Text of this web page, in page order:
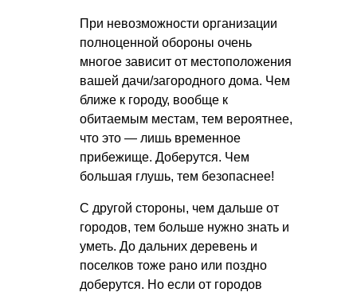
При невозможности организации
полноценной обороны очень
многое зависит от местоположения
вашей дачи/загородного дома. Чем
ближе к городу, вообще к
обитаемым местам, тем вероятнее,
что это — лишь временное
прибежище. Доберутся. Чем
большая глушь, тем безопаснее!
С другой стороны, чем дальше от
городов, тем больше нужно знать и
уметь. До дальних деревень и
поселков тоже рано или поздно
доберутся. Но если от городов